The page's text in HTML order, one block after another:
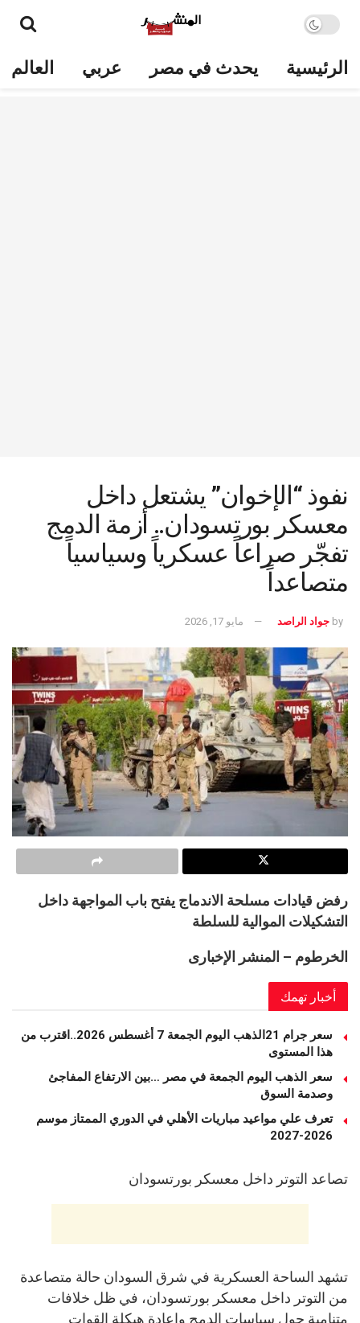
الرئيسية يحدث في مصر عربي العالم
نفوذ “الإخوان” يشتعل داخل
معسكر بورتسودان.. أزمة الدمج
تفجّر صراعاً عسكرياً وسياسياً
متصاعداً
by جواد الراصد مايو 17, 2026
رفض قيادات مسلحة الاندماج يفتح باب المواجهة داخل
التشكيلات الموالية للسلطة
الخرطوم – المنشر الإخبارى
أخبار تهمك
سعر جرام 21الذهب اليوم الجمعة 7 أغسطس 2026..اقترب من
هذا المستوى
سعر الذهب اليوم الجمعة في مصر …بين الارتفاع المفاجئ
وصدمة السوق
تعرف علي مواعيد مباريات الأهلي في الدوري الممتاز موسم
2026-2027
تصاعد التوتر داخل معسكر بورتسودان
تشهد الساحة العسكرية في شرق السودان حالة متصاعدة
من التوتر داخل معسكر بورتسودان، في ظل خلافات
متنامية حول سياسات الدمج وإعادة هيكلة القوات